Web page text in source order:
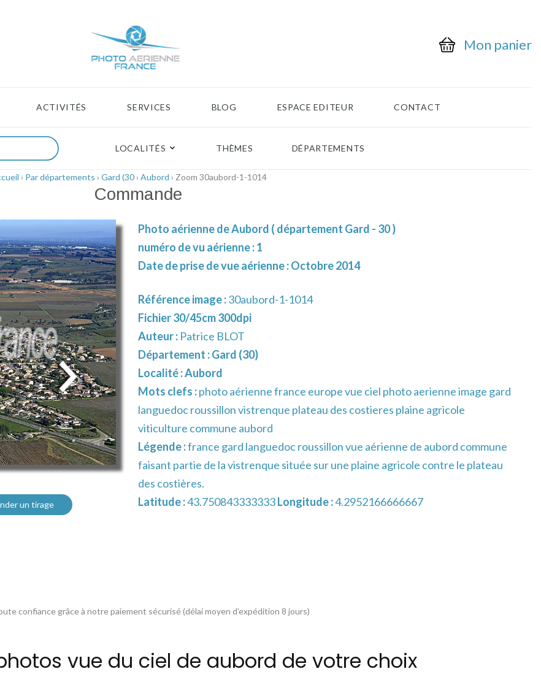
Mon panier
ACTIVITÉS SERVICES BLOG ESPACE EDITEUR CONTACT
LOCALITÉS THÈMES DÉPARTEMENTS
› Par départements › Gard (30› Aubord › Zoom 30aubord-1-1014
Commande
un tirage
Photo aérienne de Aubord ( département Gard - 30 )
numéro de vu aérienne : 1
Date de prise de vue aérienne : Octobre 2014
Référence image :30aubord-1-1014
Fichier 30/45cm 300dpi
Auteur : Patrice BLOT
Département :Gard (30)
Localité :Aubord
Mots clefs :photo aérienne france europe vue ciel photo aerienne image gard
languedoc roussillon vistrenque plateau des costieres plaine agricole
viticulture commune aubord
Légende :france gard languedoc roussillon vue aérienne de aubord commune
faisant partie de la vistrenque située sur une plaine agricole contre le plateau
des costières.
Latitude :43.750843333333Longitude :4.2952166666667
confiance grâce à notre paiement sécurisé (délai moyen d’expédition 8 jours)
vue du ciel de aubord de votre choix